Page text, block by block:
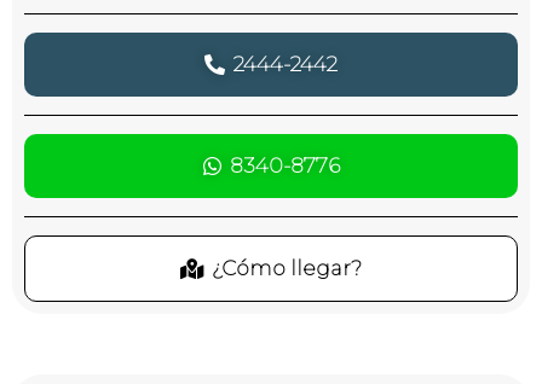
2444-2442
8340-8776
¿Cómo llegar?